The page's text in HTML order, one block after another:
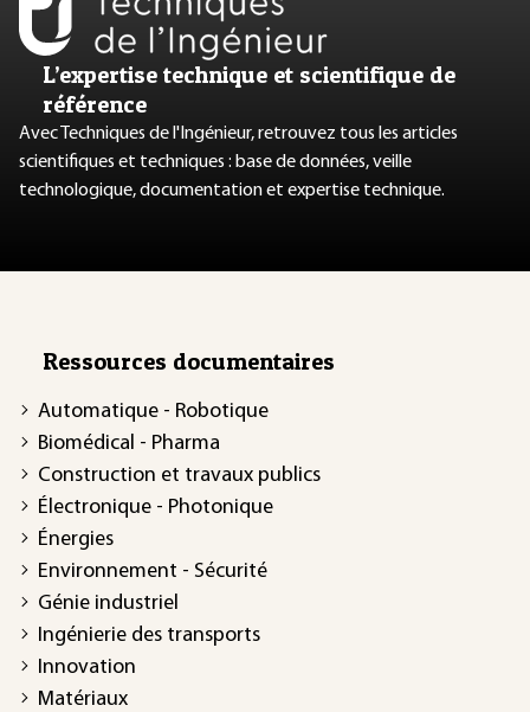
L’expertise technique et scientifique de
référence
Avec Techniques de l'Ingénieur, retrouvez tous les articles
scientifiques et techniques : base de données, veille
technologique, documentation et expertise technique.
Ressources documentaires
Automatique - Robotique
Biomédical - Pharma
Construction et travaux publics
Électronique - Photonique
Énergies
Environnement - Sécurité
Génie industriel
Ingénierie des transports
Innovation
Matériaux